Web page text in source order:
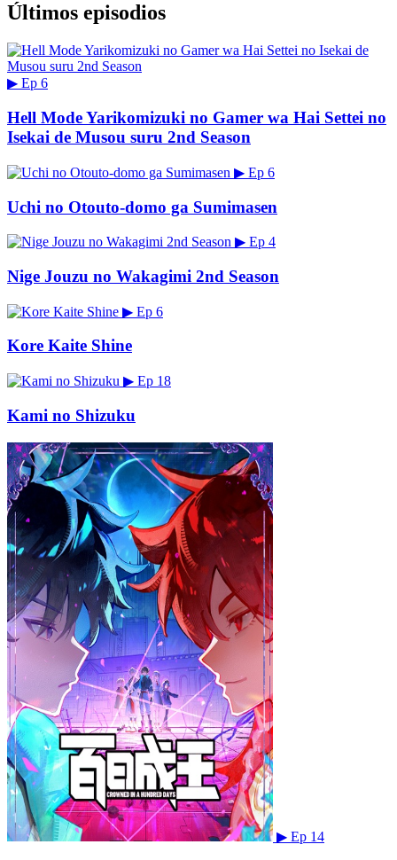
Últimos episodios
▶ Ep 6
Hell Mode Yarikomizuki no Gamer wa Hai Settei no
Isekai de Musou suru 2nd Season
▶ Ep 6
Uchi no Otouto-domo ga Sumimasen
▶ Ep 4
Nige Jouzu no Wakagimi 2nd Season
▶ Ep 6
Kore Kaite Shine
▶ Ep 18
Kami no Shizuku
▶ Ep 14